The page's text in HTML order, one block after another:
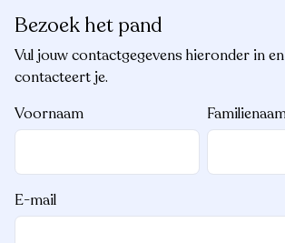
Bezoek het pand
Vul jouw contactgegevens hieronder in
contacteert je.
Voornaam
E-mail